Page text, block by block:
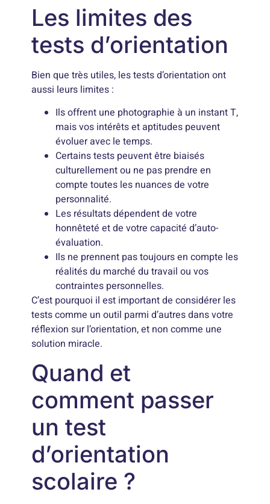
Les limites des
tests d’orientation
Bien que très utiles, les tests d’orientation ont
aussi leurs limites :
Ils offrent une photographie à un instant T,
mais vos intérêts et aptitudes peuvent
évoluer avec le temps.
Certains tests peuvent être biaisés
culturellement ou ne pas prendre en
compte toutes les nuances de votre
personnalité.
Les résultats dépendent de votre
honnêteté et de votre capacité d’auto-
évaluation.
Ils ne prennent pas toujours en compte les
réalités du marché du travail ou vos
contraintes personnelles.
C’est pourquoi il est important de considérer les
tests comme un outil parmi d’autres dans votre
réflexion sur l’orientation, et non comme une
solution miracle.
Quand et
comment passer
un test
d’orientation
scolaire ?